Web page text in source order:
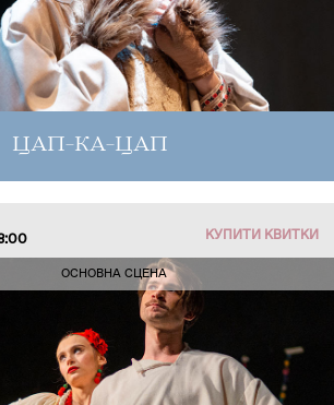
ЦАП-КА-ЦАП
КУПИТИ КВИТКИ
ОСНОВНА СЦЕНА